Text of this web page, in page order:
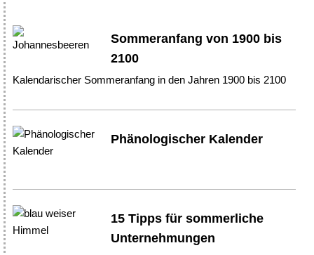
Sommeranfang von 1900 bis
2100
Kalendarischer Sommeranfang in den Jahren 1900 bis 2100
Phänologischer Kalender
15 Tipps für sommerliche
Unternehmungen